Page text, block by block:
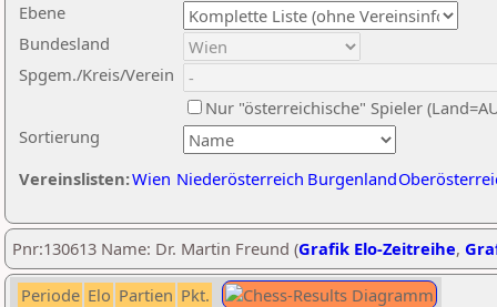
Ebene
Sortierung
Bundesland
Spgem./Kreis/Verein
Nur "österreichische" Spieler
Vereinslisten:Wien Niederösterreich Burgenland
Pnr:130613 Name: Dr. Martin Freund (Grafik Elo-Zeitreihe,
Periode Elo Partien Pkt.